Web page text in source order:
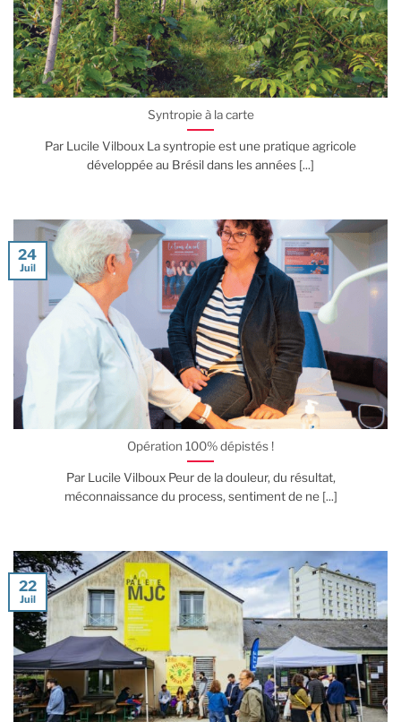
Syntropie à la carte
Par Lucile Vilboux La syntropie est une pratique agricole
développée au Brésil dans les années [...]
Opération 100% dépistés !
Par Lucile Vilboux Peur de la douleur, du résultat,
méconnaissance du process, sentiment de ne [...]
24
Juil
22
Juil